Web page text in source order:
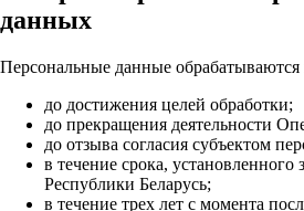
данных
Персональные данные обрабатываются
до достижения целей обработки;
до прекращения деятельности
до отзыва согласия субъектом
в течение срока, установленного
Республики Беларусь;
в течение трех лет с момента